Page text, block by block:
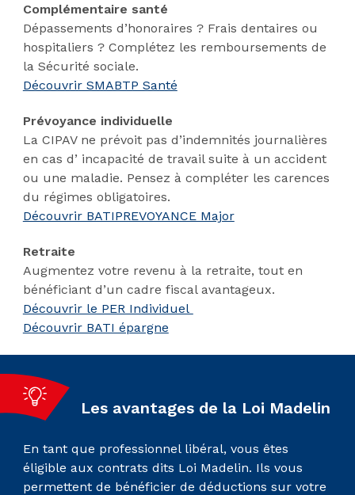
Complémentaire santé
Dépassements d’honoraires ? Frais dentaires ou
hospitaliers ? Complétez les remboursements de
la Sécurité sociale.
Découvrir SMABTP Santé
Prévoyance individuelle
La CIPAV ne prévoit pas d’indemnités journalières
en cas d’ incapacité de travail suite à un accident
ou une maladie. Pensez à compléter les carences
du régimes obligatoires.
Découvrir BATIPREVOYANCE Major
Retraite
Augmentez votre revenu à la retraite, tout en
bénéficiant d’un cadre fiscal avantageux.
Découvrir le PER Individuel
Découvrir BATI épargne
Les avantages de la Loi Madelin
En tant que professionnel libéral, vous êtes
éligible aux contrats dits Loi Madelin. Ils vous
permettent de bénéficier de déductions sur votre